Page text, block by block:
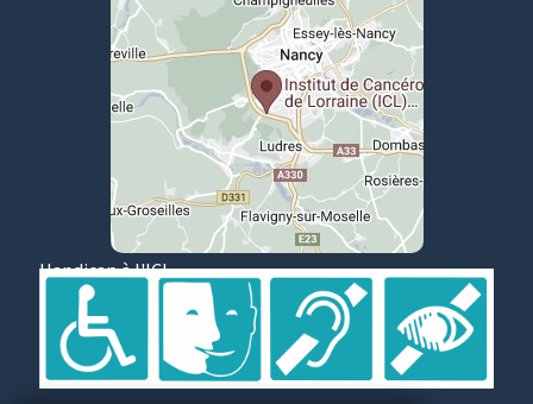
Handicap à l'ICL